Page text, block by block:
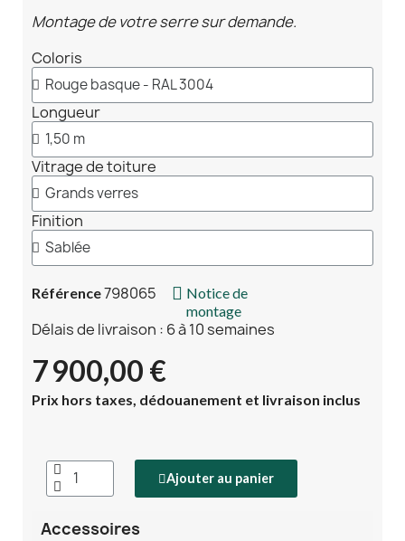
Montage de votre serre sur demande.
Coloris
Longueur
Vitrage de toiture
Finition
Référence798065
Notice de
montage
Délais de livraison : 6 à 10 semaines
7 900,00 €
Prix hors taxes, dédouanement et livraison inclus
Ajouter au panier
Accessoires